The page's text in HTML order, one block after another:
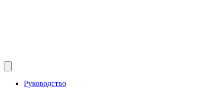
Руководство